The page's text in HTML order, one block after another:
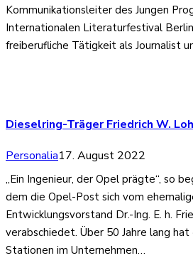
Kommunikationsleiter des Jungen
Internationalen Literaturfestival
freiberufliche Tätigkeit als Journalist
Dieselring-Träger Friedrich W.
Personalia17. August 2022
„Ein Ingenieur, der Opel prägte“, so
dem die Opel-Post sich vom
Entwicklungsvorstand Dr.-Ing. E. h.
verabschiedet. Über 50 Jahre lang hat
Stationen im Unternehmen…